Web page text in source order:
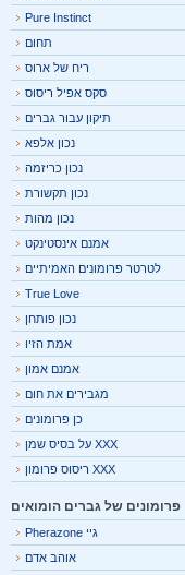
Pure Instinct
תחום
ריח של ארוס
סקס אפיל ריסוס
תיקון עבור גברים
נכון אלפא
נכון כריזמה
נכון תקשורת
נכון מהות
אמנם אינסטינקט
לטרטר פרומונים האמיתיים
True Love
נכון פותחן
אמת הזיו
אמנם אמון
מגבירים את חום
כן פרומונים
XXX על בסיס שמן
XXX ריסוס פרומון
פרומונים של גברים הומואים
גיי Pherazone
אוהב אדם